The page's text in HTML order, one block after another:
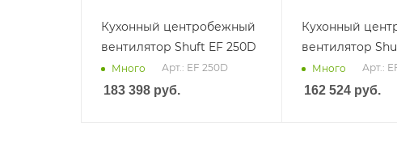
Кухонный центробежный
вентилятор Shuft EF 250D
Много Арт.: EF 250D
183 398 руб.
Кухонный
вентилятор
Много Арт.:
162 524 руб.